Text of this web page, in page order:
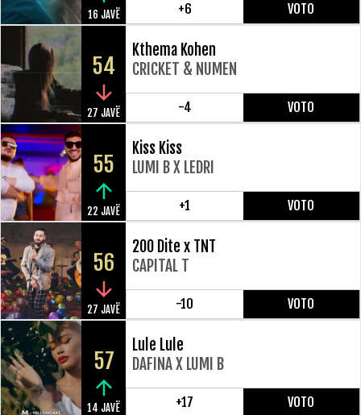
16 JAVË +6 VOTO
54
27 JAVË
Kthema Kohen
CRICKET & NUMEN
-4 VOTO
55
22 JAVË
Kiss Kiss
LUMI B X LEDRI
+1 VOTO
56
27 JAVË
200 Dite x TNT
CAPITAL T
-10 VOTO
57
14 JAVË
Lule Lule
DAFINA X LUMI B
+17 VOTO